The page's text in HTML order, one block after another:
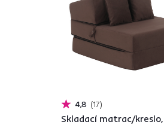
4,8 17
Skladací matrac/kreslo,